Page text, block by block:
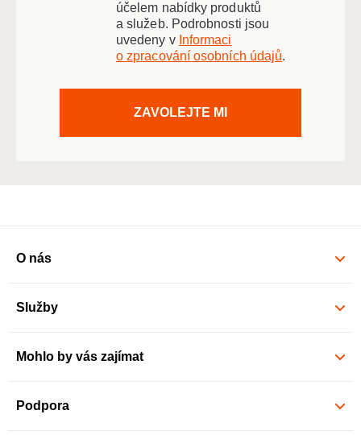
účelem nabídky produktů
a služeb. Podrobnosti jsou
uvedeny v Informaci
o zpracování osobních údajů.
ZAVOLEJTE MI
O nás
Služby
Mohlo by vás zajímat
Podpora